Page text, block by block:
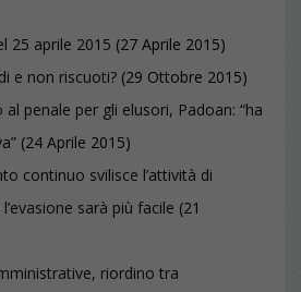
25 aprile 2015 (27 Aprile 2015)
e non riscuoti? (29 Ottobre 2015)
penale per gli elusori, Padoan: “ha
(24 Aprile 2015)
continuo svilisce l’attività di
sarà più facile (21
riordino tra